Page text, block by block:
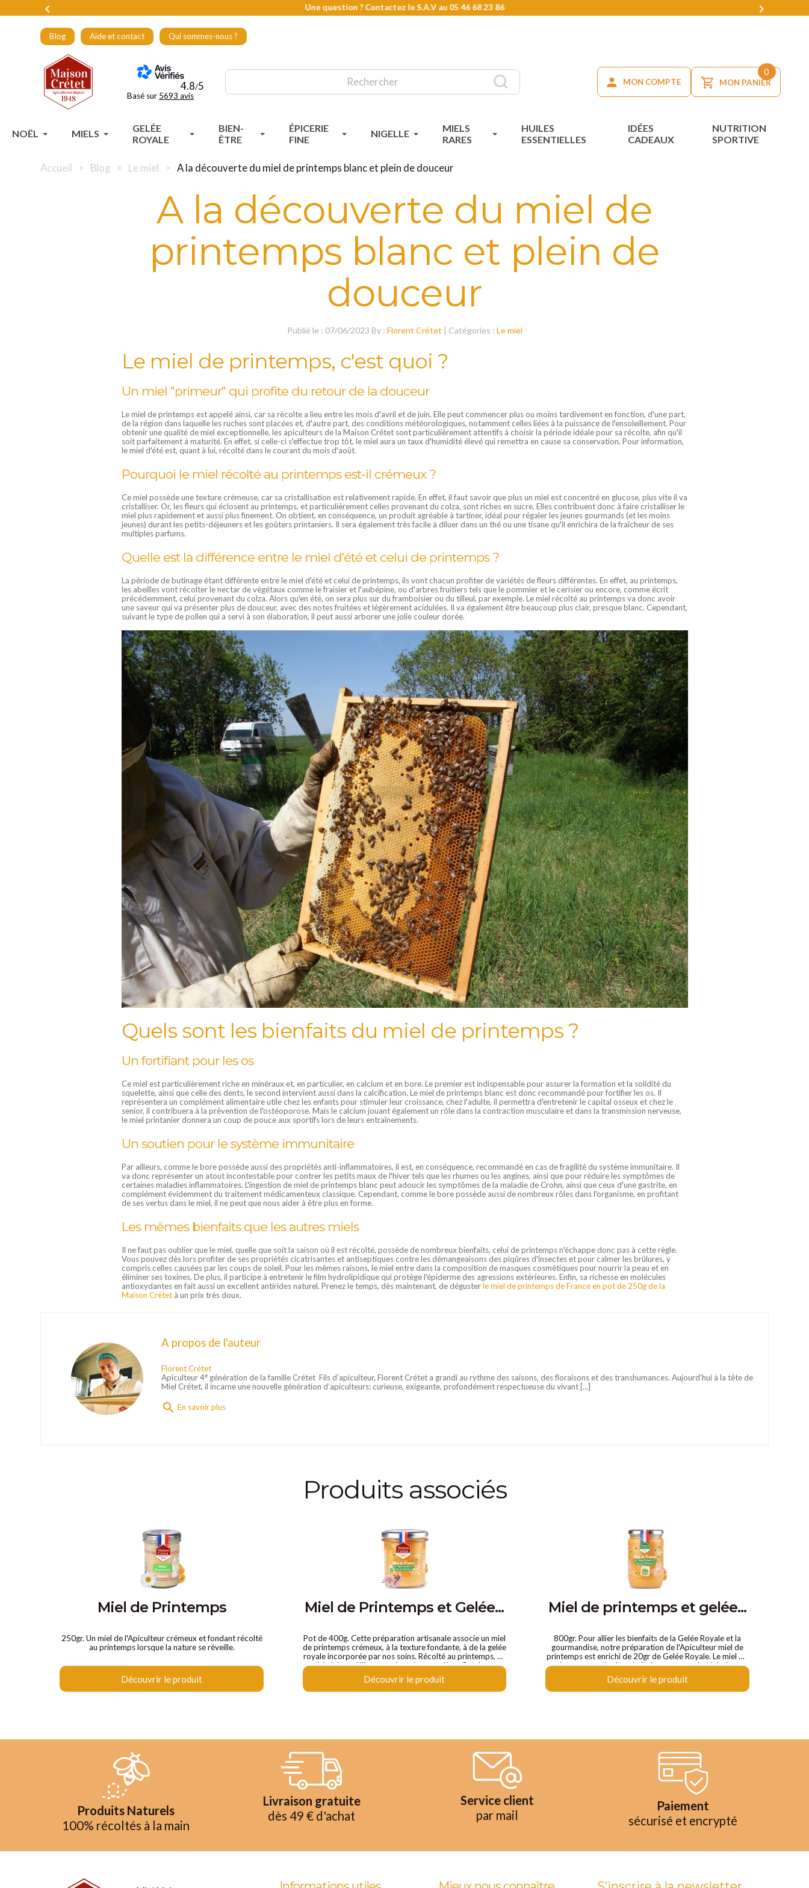
 
Une question ? Contactez le S.A.V au 05 46 68 23 86
Blog Aide et contact Qui sommes-nous ?
4.8/5
Basé sur 5693 avis
MON COMPTE MON PANIER
0
NOËL MIELS
GELÉE
ROYALE
BIEN-
ÊTRE
ÉPICERIE
FINE
NIGELLE
MIELS
RARES
HUILES
ESSENTIELLES
IDÉES
CADEAUX
NUTRITION
SPORTIVE
Accueil Blog Le miel A la découverte du miel de printemps blanc et plein de douceur
A la découverte du miel de
printemps blanc et plein de
douceur
Publié le : 07/06/2023 By : Florent Crétet | Catégories : Le miel
Le miel de printemps, c'est quoi ?
Un miel "primeur" qui profite du retour de la douceur
Le miel de printemps est appelé ainsi, car sa récolte a lieu entre les mois d'avril et de juin. Elle peut commencer plus ou moins tardivement en fonction, d'une part,
de la région dans laquelle les ruches sont placées et, d'autre part, des conditions météorologiques, notamment celles liées à la puissance de l'ensoleillement. Pour
obtenir une qualité de miel exceptionnelle, les apiculteurs de la Maison Crétet sont particulièrement attentifs à choisir la période idéale pour sa récolte, afin qu'il
soit parfaitement à maturité. En effet, si celle-ci s'effectue trop tôt, le miel aura un taux d'humidité élevé qui remettra en cause sa conservation. Pour information,
le miel d'été est, quant à lui, récolté dans le courant du mois d'août.
Pourquoi le miel récolté au printemps est-il crémeux ?
Ce miel possède une texture crémeuse, car sa cristallisation est relativement rapide. En effet, il faut savoir que plus un miel est concentré en glucose, plus vite il va
cristalliser. Or, les fleurs qui éclosent au printemps, et particulièrement celles provenant du colza, sont riches en sucre. Elles contribuent donc à faire cristalliser le
miel plus rapidement et aussi plus finement. On obtient, en conséquence, un produit agréable à tartiner, idéal pour régaler les jeunes gourmands (et les moins
jeunes) durant les petits-déjeuners et les goûters printaniers. Il sera également très facile à diluer dans un thé ou une tisane qu'il enrichira de la fraîcheur de ses
multiples parfums.
Quelle est la différence entre le miel d'été et celui de printemps ?
La période de butinage étant différente entre le miel d'été et celui de printemps, ils vont chacun profiter de variétés de fleurs différentes. En effet, au printemps,
les abeilles vont récolter le nectar de végétaux comme le fraisier et l'aubépine, ou d'arbres fruitiers tels que le pommier et le cerisier ou encore, comme écrit
précédemment, celui provenant du colza. Alors qu'en été, on sera plus sur du framboisier ou du tilleul, par exemple. Le miel récolté au printemps va donc avoir
une saveur qui va présenter plus de douceur, avec des notes fruitées et légèrement acidulées. Il va également être beaucoup plus clair, presque blanc. Cependant,
suivant le type de pollen qui a servi à son élaboration, il peut aussi arborer une jolie couleur dorée.
Quels sont les bienfaits du miel de printemps ?
Un fortifiant pour les os
Ce miel est particulièrement riche en minéraux et, en particulier, en calcium et en bore. Le premier est indispensable pour assurer la formation et la solidité du
squelette, ainsi que celle des dents, le second intervient aussi dans la calcification. Le miel de printemps blanc est donc recommandé pour fortifier les os. Il
représentera un complément alimentaire utile chez les enfants pour stimuler leur croissance, chez l'adulte, il permettra d'entretenir le capital osseux et chez le
senior, il contribuera à la prévention de l'ostéoporose. Mais le calcium jouant également un rôle dans la contraction musculaire et dans la transmission nerveuse,
le miel printanier donnera un coup de pouce aux sportifs lors de leurs entraînements.
Un soutien pour le système immunitaire
Par ailleurs, comme le bore possède aussi des propriétés anti-inflammatoires, il est, en conséquence, recommandé en cas de fragilité du système immunitaire. Il
va donc représenter un atout incontestable pour contrer les petits maux de l'hiver tels que les rhumes ou les angines, ainsi que pour réduire les symptômes de
certaines maladies inflammatoires. L'ingestion de miel de printemps blanc peut adoucir les symptômes de la maladie de Crohn, ainsi que ceux d'une gastrite, en
complément évidemment du traitement médicamenteux classique. Cependant, comme le bore possède aussi de nombreux rôles dans l'organisme, en profitant
de ses vertus dans le miel, il ne peut que nous aider à être plus en forme.
Les mêmes bienfaits que les autres miels
Il ne faut pas oublier que le miel, quelle que soit la saison où il est récolté, possède de nombreux bienfaits, celui de printemps n'échappe donc pas à cette règle.
Vous pouvez dès lors profiter de ses propriétés cicatrisantes et antiseptiques contre les démangeaisons des piqûres d'insectes et pour calmer les brûlures, y
compris celles causées par les coups de soleil. Pour les mêmes raisons, le miel entre dans la composition de masques cosmétiques pour nourrir la peau et en
éliminer ses toxines. De plus, il participe à entretenir le film hydrolipidique qui protège l'épiderme des agressions extérieures. Enfin, sa richesse en molécules
antioxydantes en fait aussi un excellent antirides naturel. Prenez le temps, dès maintenant, de dégusterle miel de printemps de France en pot de 250g de la
Maison Crétetà un prix très doux.
A propos de l'auteur
Florent Crétet
Apiculteur 4ᵉ génération de la famille Crétet Fils d’apiculteur, Florent Crétet a grandi au rythme des saisons, des floraisons et des transhumances. Aujourd’hui à la tête de
Miel Crétet, il incarne une nouvelle génération d’apiculteurs: curieuse, exigeante, profondément respectueuse du vivant [...]
search En savoir plus
Produits associés
Miel de Printemps
250gr. Un miel de l'Apiculteur crémeux et fondant récolté
au printemps lorsque la nature se réveille.
Découvrir le produit
Miel de Printemps et Gelée...
Pot de 400g. Cette préparation artisanale associe un miel
de printemps crémeux, à la texture fondante, à de la gelée
royale incorporée par nos soins. Récolté au printemps, ce
miel clair et délicat provient des premières floraisons,
notamment le colza, le pissenlit et la ravenelle, qui lui
confèrent sa douceur caractéristique.
Découvrir le produit
Miel de printemps et gelée...
800gr. Pour allier les bienfaits de la Gelée Royale et la
gourmandise, notre préparation de l'Apiculteur miel de
printemps est enrichi de 20gr de Gelée Royale. Le miel de
printemps se récolte généralement en mai et juin, juste
entre la floraison des arbres fruitiers et des pruneliers qui
marque le début de l’été.
Découvrir le produit
Produits Naturels
100% récoltés à la main
Livraison gratuite
dès 49 € d'achat
Service client
par mail
Paiement
sécurisé et encrypté